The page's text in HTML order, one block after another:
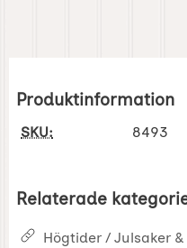
Produktinformation
SKU: 8493
Relaterade
Högtider / Julsaker